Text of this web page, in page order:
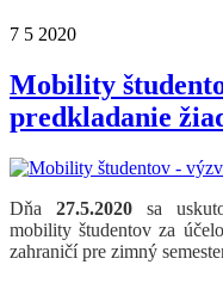
7 5 2020
Mobility
predkladanie
Dňa 27.5.2020 sa
mobility študentov za
zahraničí pre zimný